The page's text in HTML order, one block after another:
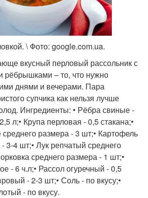
\ Фото: google.com.ua.
вкусный перловый рассольник с
– то, что нужно
днями и вечерами. Пара
супчика как нельзя лучше
Ингредиенты: • Рёбра свиные -
л;• Крупа перловая - 0,5 стакана;•
размера - 3 шт;• Картофель
3-4 шт;• Лук репчатый среднего
среднего размера - 1 шт;•
- 6 ч.л;• Рассол огуречный - 0,5
- 2-3 шт;• Соль - по вкусу;•
- по вкусу.